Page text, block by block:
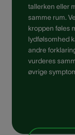
tallerken eller
samme rum.
kroppen føles
lydfølsomhed
andre
vurderes
øvrige